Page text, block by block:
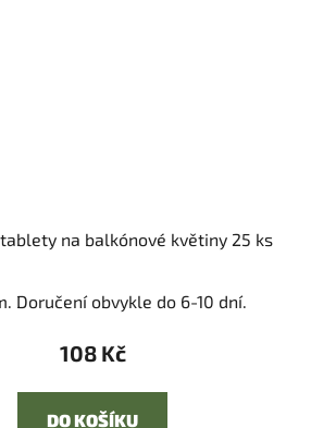
tablety na balkónové květiny 25 ks
Doručení obvykle do 6-10 dní.
108 Kč
DO KOŠÍKU